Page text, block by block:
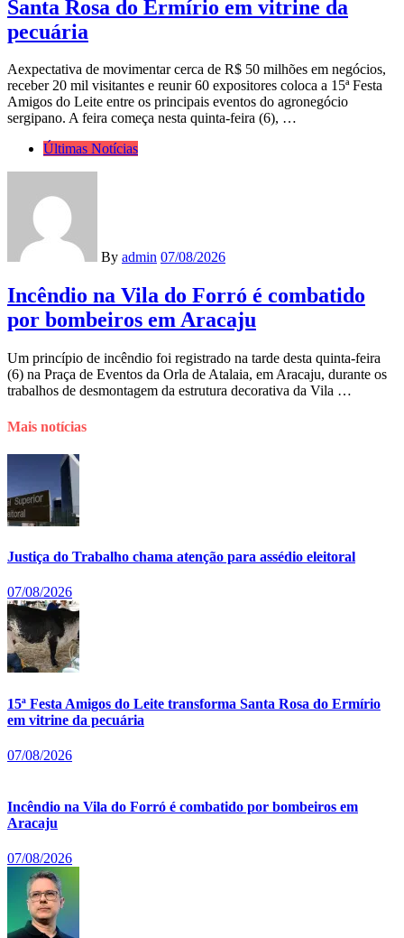
Santa Rosa do Ermírio em vitrine da
pecuária
Aexpectativa de movimentar cerca de R$ 50 milhões em negócios,
receber 20 mil visitantes e reunir 60 expositores coloca a 15ª Festa
Amigos do Leite entre os principais eventos do agronegócio
sergipano. A feira começa nesta quinta-feira (6), …
Últimas Notícias
By admin 07/08/2026
Incêndio na Vila do Forró é combatido
por bombeiros em Aracaju
Um princípio de incêndio foi registrado na tarde desta quinta-feira
(6) na Praça de Eventos da Orla de Atalaia, em Aracaju, durante os
trabalhos de desmontagem da estrutura decorativa da Vila …
Mais notícias
Justiça do Trabalho chama atenção para assédio eleitoral
07/08/2026
15ª Festa Amigos do Leite transforma Santa Rosa do Ermírio
em vitrine da pecuária
07/08/2026
Incêndio na Vila do Forró é combatido por bombeiros em
Aracaju
07/08/2026